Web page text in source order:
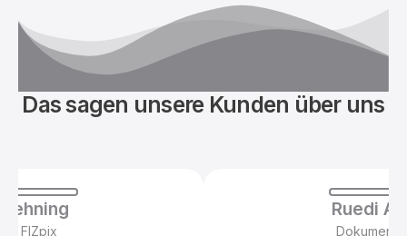
Das sagen unsere Kunden über uns
| FIZpix
Ruedi